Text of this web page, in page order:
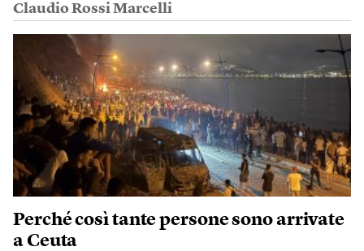
Claudio Rossi Marcelli
Perché così tante persone sono arrivate
a Ceuta